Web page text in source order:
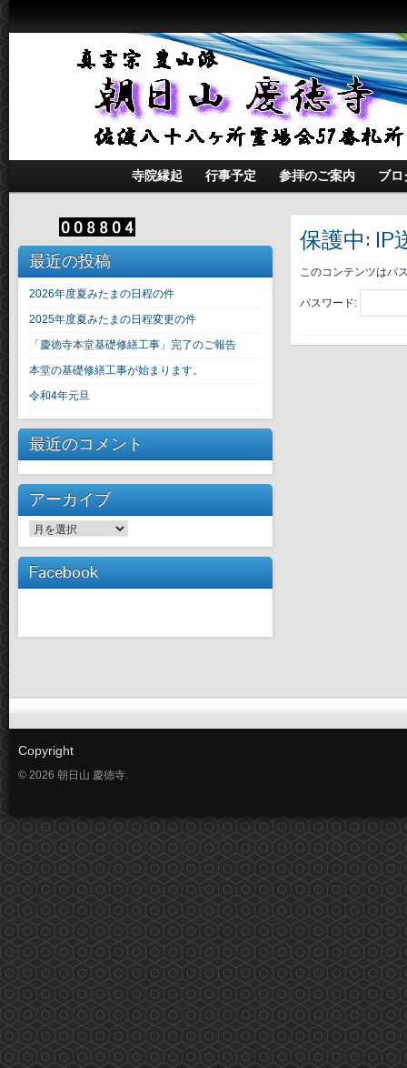
寺院縁起 行事予定 参拝のご案内 ブロ
最近の投稿
2026年度夏みたまの日程の件
2025年度夏みたまの日程変更の件
「慶徳寺本堂基礎修繕工事」完了のご報告
本堂の基礎修繕工事が始まります。
令和4年元旦
最近のコメント
アーカイブ
ア
ー
カ
イ
Facebook
保護中: IP
このコンテンツはパ
パスワード:
Copyright
© 2026 朝日山 慶徳寺.